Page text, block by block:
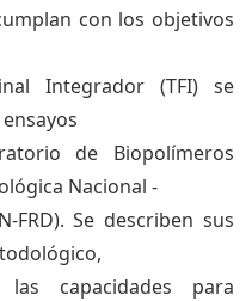
con los objetivos
Integrador (TFI) se
de Biopolímeros
Nacional -
FRD). Se describen sus
capacidades para